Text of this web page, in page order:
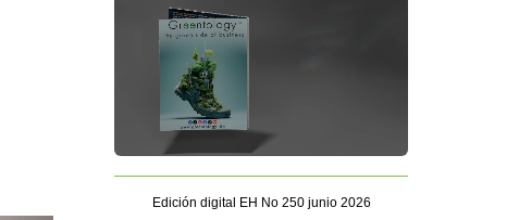
Edición digital EH No 250 junio 2026